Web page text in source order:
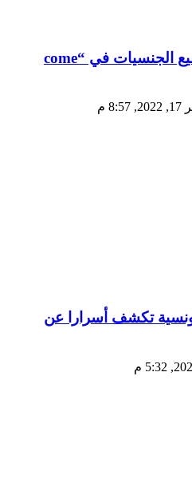
الشاب خالد يوحّد جميع الجنسيات في “come
م
تكشف أسرارا عن